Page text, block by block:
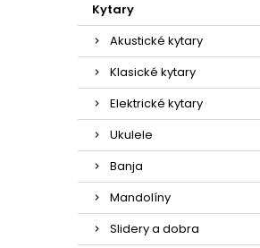
Kytary
Akustické kytary
Klasické kytary
Elektrické kytary
Ukulele
Banja
Mandolíny
Slidery a dobra